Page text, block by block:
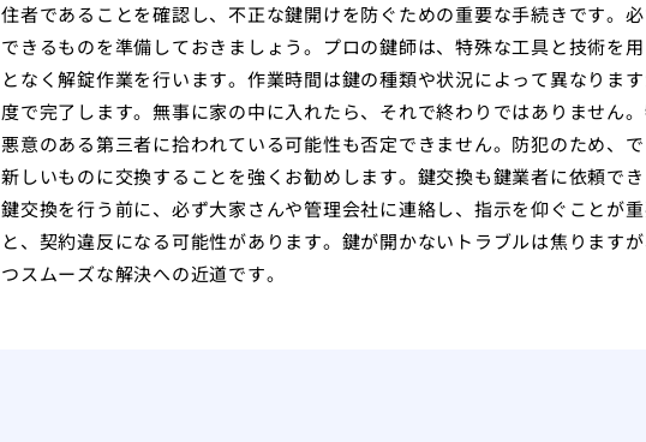
住者であることを確認し、不正な鍵開けを防ぐための重要な手続きです。
できるものを準備しておきましょう。プロの鍵師は、特殊な工具と技術を
となく解錠作業を行います。作業時間は鍵の種類や状況によって異なりま
度で完了します。無事に家の中に入れたら、それで終わりではありません
悪意のある第三者に拾われている可能性も否定できません。防犯のため、
新しいものに交換することを強くお勧めします。鍵交換も鍵業者に依頼で
鍵交換を行う前に、必ず大家さんや管理会社に連絡し、指示を仰ぐことが
と、契約違反になる可能性があります。鍵が開かないトラブルは焦ります
つスムーズな解決への近道です。